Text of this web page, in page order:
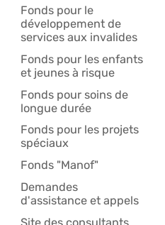
Fonds pour le
développement de
services aux invalides
Fonds pour les enfants
et jeunes à risque
Fonds pour soins de
longue durée
Fonds pour les projets
spéciaux
Fonds "Manof"
Demandes
d'assistance et appels